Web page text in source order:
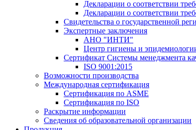
Декларации о соответствии
Декларации о соответствии
Свидетельства о государственной
Экспертные заключения
АНО "ИНТИ"
Центр гигиены и
Сертификат Системы менеджмента
ISO 9001:2015
Возможности производства
Международная сертификация
Сертификация по ASME
Сертификация по ISO
Раскрытие информации
Сведения об образовательной организации